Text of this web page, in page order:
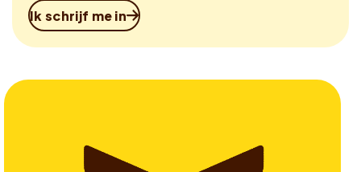
Ik schrijf me in